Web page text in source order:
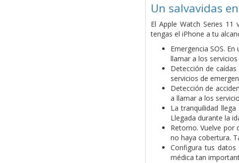
Un salvavidas
El Apple Watch Series
tengas el iPhone a tu
Emergencia SOS.
llamar a los
Detección de
servicios de
Detección de
a llamar a los
La tranquilidad
Llegada durante la
Retorno. Vuelve por
no haya cobertura.
Configura tus datos
médica tan